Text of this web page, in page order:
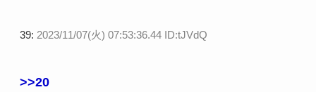
39: 2023/11/07(火) 07:53:36.44 ID:tJVdQ
>>20